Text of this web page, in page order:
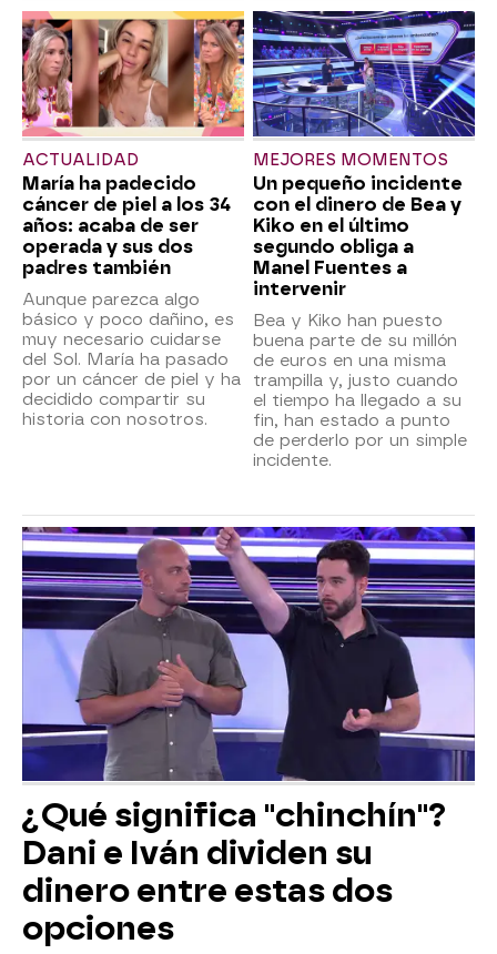
ACTUALIDAD
María ha padecido
cáncer de piel a los 34
años: acaba de ser
operada y sus dos
padres también
Aunque parezca algo
básico y poco dañino, es
muy necesario cuidarse
del Sol. María ha pasado
por un cáncer de piel y ha
decidido compartir su
historia con nosotros.
MEJORES MOMENTOS
Un pequeño incidente
con el dinero de Bea y
Kiko en el último
segundo obliga a
Manel Fuentes a
intervenir
Bea y Kiko han puesto
buena parte de su millón
de euros en una misma
trampilla y, justo cuando
el tiempo ha llegado a su
fin, han estado a punto
de perderlo por un simple
incidente.
¿Qué significa "chinchín"?
Dani e Iván dividen su
dinero entre estas dos
opciones